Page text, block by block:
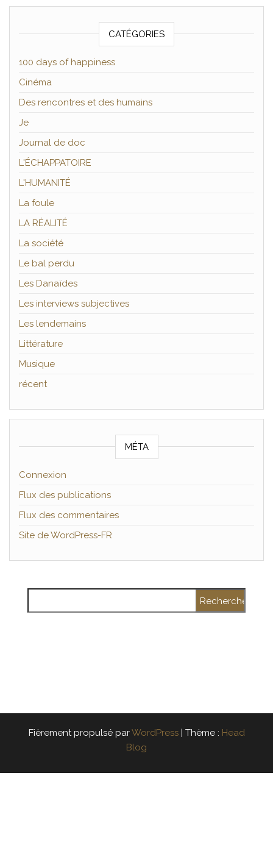
CATÉGORIES
100 days of happiness
Cinéma
Des rencontres et des humains
Je
Journal de doc
L'ÉCHAPPATOIRE
L'HUMANITÉ
La foule
LA RÉALITÉ
La société
Le bal perdu
Les Danaïdes
Les interviews subjectives
Les lendemains
Littérature
Musique
récent
MÉTA
Connexion
Flux des publications
Flux des commentaires
Site de WordPress-FR
Fièrement propulsé parWordPress | Thème : Head
Blog